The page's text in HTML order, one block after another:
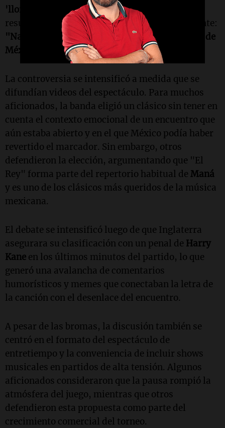
'llorar y llorar'". Además, hubo quienes
resumieron el sentimiento con la frase recurrente:
"Nadie dice lo mufa que fue Maná en el partido de
México"
La controversia se intensificó a medida que se
difundían videos del espectáculo. Para muchos
aficionados, la banda eligió un clásico sin tener en
cuenta el contexto emocional de un encuentro que
aún estaba abierto y en el que México podía haber
revertido el marcador. Sin embargo, otros
defendieron la elección, argumentando que "El
Rey" forma parte del repertorio habitual de Maná
y es uno de los clásicos más queridos de la música
mexicana.
El debate se intensificó luego de que Inglaterra
asegurara su clasificación con un penal de Harry
Kane en los últimos minutos del partido, lo que
generó una avalancha de comentarios
humorísticos y memes que conectaban la letra de
la canción con el desenlace del encuentro.
A pesar de las bromas, la discusión también se
centró en el formato del espectáculo de
entretiempo y la conveniencia de incluir shows
musicales en partidos de alta tensión. Algunos
aficionados consideraron que la pausa rompió la
atmósfera del juego, mientras que otros
defendieron esta propuesta como parte del
crecimiento comercial del torneo.